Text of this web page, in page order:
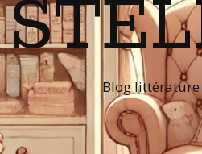
Blog littérature